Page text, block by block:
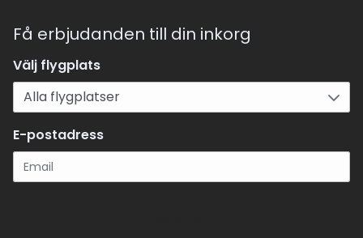
Få erbjudanden till din inkorg
Välj flygplats
E-postadress